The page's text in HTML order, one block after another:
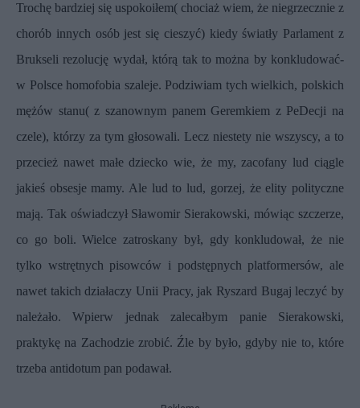
Trochę bardziej się uspokoiłem( chociaż wiem, że niegrzecznie z
chorób innych osób jest się cieszyć) kiedy światły Parlament z
Brukseli rezolucję wydał, którą tak to można by konkludować-
w Polsce homofobia szaleje. Podziwiam tych wielkich, polskich
mężów stanu( z szanownym panem Geremkiem z PeDecji na
czele), którzy za tym głosowali. Lecz niestety nie wszyscy, a to
przecież nawet małe dziecko wie, że my, zacofany lud ciągle
jakieś obsesje mamy. Ale lud to lud, gorzej, że elity polityczne
mają. Tak oświadczył Sławomir Sierakowski, mówiąc szczerze,
co go boli. Wielce zatroskany był, gdy konkludował, że nie
tylko wstrętnych pisowców i podstępnych platformersów, ale
nawet takich działaczy Unii Pracy, jak Ryszard Bugaj leczyć by
należało. Wpierw jednak zalecałbym panie Sierakowski,
praktykę na Zachodzie zrobić. Źle by było, gdyby nie to, które
trzeba antidotum pan podawał.